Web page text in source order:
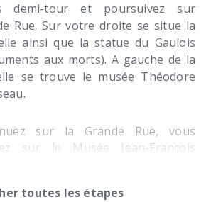
demi-tour et poursuivez sur
Rue. Sur votre droite se situe la
ainsi que la statue du Gaulois
aux morts). A gauche de la
se trouve le musée Théodore
toutes les étapes
sur la Grande Rue, vous
sur le Musée Jean-François